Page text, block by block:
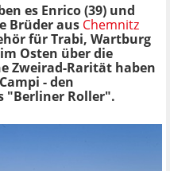
es Enrico (39) und
Brüder aus Chemnitz
für Trabi, Wartburg
Osten über die
Zweirad-Rarität haben
- den
"Berliner Roller".